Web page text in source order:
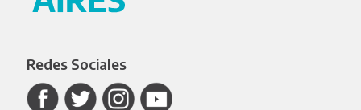
Redes Sociales